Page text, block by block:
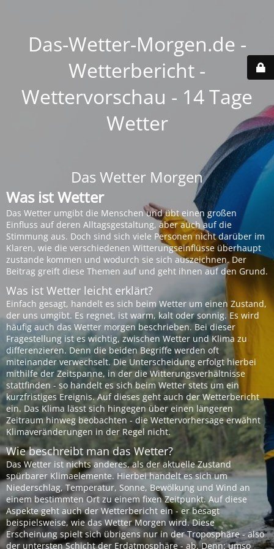
Das-Wetter-Morgen.de -
Wetterbericht -
Wettervorschau - 14 Tage
Wetter
Das Wetter Morgen
Was ist Wetter
Das Wetter umgibt die Menschen und übt einen großen
Einfluss auf deren Alltagsgestaltung, aber auch auf die
Stimmung aus. Doch sind sich viele Personen nicht darüber im
Klaren, wie die verschiedenen Witterungseinflüsse überhaupt
zustande kommen und wodurch sie sich auszeichnen. Der
Beitrag greift diese Themen auf und geht ihnen auf den Grund.
Was ist Wetter leicht erklärt?
Einfach gesagt, handelt es sich beim Wetter um einen Zustand,
der uns umgibt. Es regnet, ist warm, kalt oder sonnig. Es wird
häufig auch das Wetter morgen beschrieben. Bei dieser
Fragestellung ist es wichtig, zwischen Wetter und Klima zu
differenzieren. Denn die beiden Begriffe werden oft
miteinander verwechselt. Die Unterscheidung erfolgt hierbei
mithilfe der Zeitspanne, in der die Witterungsverhältnisse
stattfinden - so handelt es sich beim Wetter stets um ein
kurzfristiges Ereignis. Auf dieses geht auch der Wetterbericht
ein. Das Klima lässt sich hingegen über einen längeren
Zeitraum hinweg beobachten - die Wettervorhersage erwähnt
Klimaveränderungen in der Regel nicht.
Wie beschreibt man das Wetter?
Das Wetter ist nichts anderes, als der aktuelle Zustand
spürbarer Klimaelemente. Hierbei handelt es sich um
Niederschlag, Temperatur, Sonne, Bewölkung und Wind an
einem bestimmten Ort zu einem fixen Zeitpunkt. Auf diese
Aspekte geht auch der Wetterbericht ein - er besagt
beispielsweise, wie das Wetter Morgen wird. Diese
Erscheinung spielt sich übrigens nur in der Troposphäre - also
der untersten Schicht der Erdatmosphäre - ab. Denn: umso